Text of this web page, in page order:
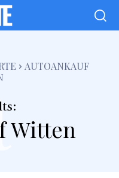
AUTOANKAUF
Witten